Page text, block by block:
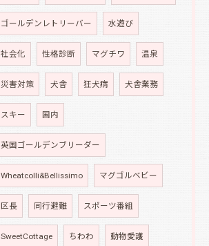
ゴールデンレトリーバー 水遊び
社会化 性格診断 マグチワ 温泉
災害対策 犬舎 狂犬病 犬舎業務
スキー 国内
英国ゴールデンブリーダー
Wheatcolli&Bellissimo マグゴルベビー
区長 同行避難 スポーツ番組
SweetCottage ちわわ 動物愛護